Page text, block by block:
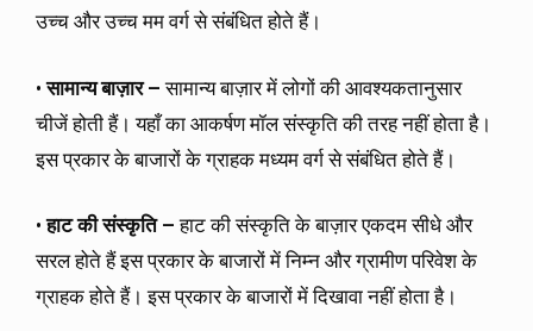
उच्च और उच्च मम वर्ग से संबंधित होते हैं।
•सामान्य बाज़ार – सामान्य बाज़ार में लोगों की आवश्यकतानुसार
चीजें होती हैं। यहाँ का आकर्षण मॉल संस्कृति की तरह नहीं होता है।
इस प्रकार के बाजारों के ग्राहक मध्यम वर्ग से संबंधित होते हैं।
•हाट की संस्कृति – हाट की संस्कृति के बाज़ार एकदम सीधे और
सरल होते हैं इस प्रकार के बाजारों में निम्न और ग्रामीण परिवेश के
ग्राहक होते हैं। इस प्रकार के बाजारों में दिखावा नहीं होता है।